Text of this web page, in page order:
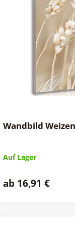
Wandbild
Auf Lager
ab 16,91 €